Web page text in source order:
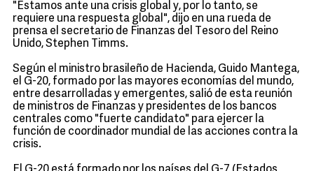
"Estamos ante una crisis global y, por lo tanto, se
requiere una respuesta global", dijo en una rueda de
prensa el secretario de Finanzas del Tesoro del Reino
Unido, Stephen Timms.
Según el ministro brasileño de Hacienda, Guido Mantega,
el G-20, formado por las mayores economías del mundo,
entre desarrolladas y emergentes, salió de esta reunión
de ministros de Finanzas y presidentes de los bancos
centrales como "fuerte candidato" para ejercer la
función de coordinador mundial de las acciones contra la
crisis.